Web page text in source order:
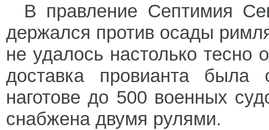
В правление Септимия
держался против осады
не удалось настолько тесно
доставка провианта была
наготове до 500 военных
снабжена двумя рулями.